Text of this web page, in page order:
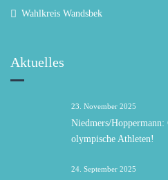
Wahlkreis Wandsbek
Aktuelles
23. November 2025
Niedmers/
olympische Athleten!
24. September 2025